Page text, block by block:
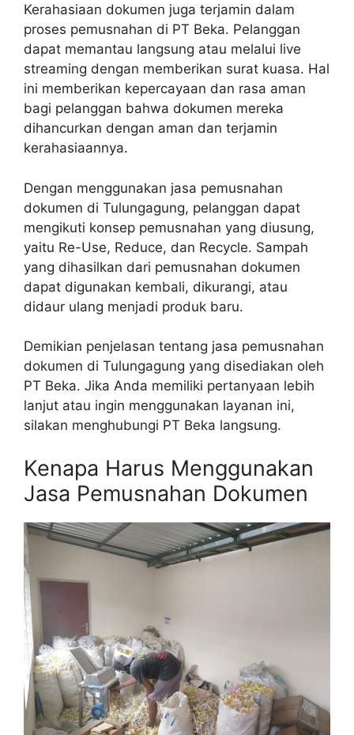
Kerahasiaan dokumen juga terjamin dalam
proses pemusnahan di PT Beka. Pelanggan
dapat memantau langsung atau melalui live
streaming dengan memberikan surat kuasa. Hal
ini memberikan kepercayaan dan rasa aman
bagi pelanggan bahwa dokumen mereka
dihancurkan dengan aman dan terjamin
kerahasiaannya.
Dengan menggunakan jasa pemusnahan
dokumen di Tulungagung, pelanggan dapat
mengikuti konsep pemusnahan yang diusung,
yaitu Re-Use, Reduce, dan Recycle. Sampah
yang dihasilkan dari pemusnahan dokumen
dapat digunakan kembali, dikurangi, atau
didaur ulang menjadi produk baru.
Demikian penjelasan tentang jasa pemusnahan
dokumen di Tulungagung yang disediakan oleh
PT Beka. Jika Anda memiliki pertanyaan lebih
lanjut atau ingin menggunakan layanan ini,
silakan menghubungi PT Beka langsung.
Kenapa Harus Menggunakan
Jasa Pemusnahan Dokumen